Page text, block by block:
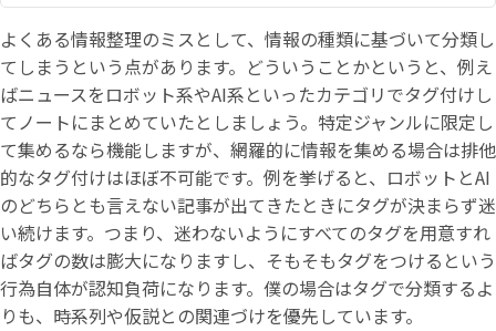
よくある情報整理のミスとして、情報の種類に基づいて分類し
てしまうという点があります。どういうことかというと、例え
ばニュースをロボット系やAI系といったカテゴリでタグ付けし
てノートにまとめていたとしましょう。特定ジャンルに限定し
て集めるなら機能しますが、網羅的に情報を集める場合は排他
的なタグ付けはほぼ不可能です。例を挙げると、ロボットとAI
のどちらとも言えない記事が出てきたときにタグが決まらず迷
い続けます。つまり、迷わないようにすべてのタグを用意すれ
ばタグの数は膨大になりますし、そもそもタグをつけるという
行為自体が認知負荷になります。僕の場合はタグで分類するよ
りも、時系列や仮説との関連づけを優先しています。